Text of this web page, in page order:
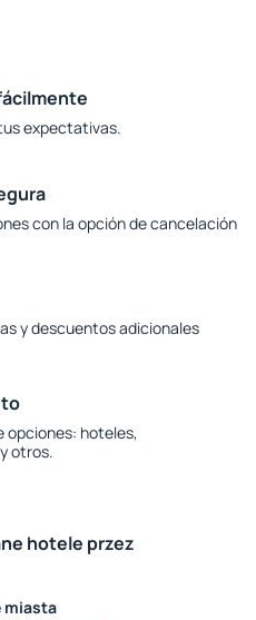
expectativas.
con la opción de cancelación
y descuentos adicionales
opciones: hoteles,
otros.
hotele przez
miasta